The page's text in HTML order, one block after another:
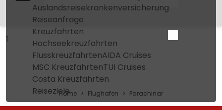
Auslandsreisekrankenversicherung
Reiseanfrage
Kreuzfahrten
Hochseekreuzfahrten
FlusskreuzfahrtenAIDA Cruises
MSC KreuzfahrtenTUI Cruises
Costa Kreuzfahrten
Reiseziele
1
Home Flughafen Parachinar